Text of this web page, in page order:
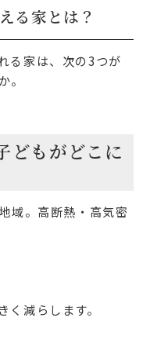
る家とは？
る家は、次の3つが
。
どもがどこに
域。 高断熱・高気密
減らします。